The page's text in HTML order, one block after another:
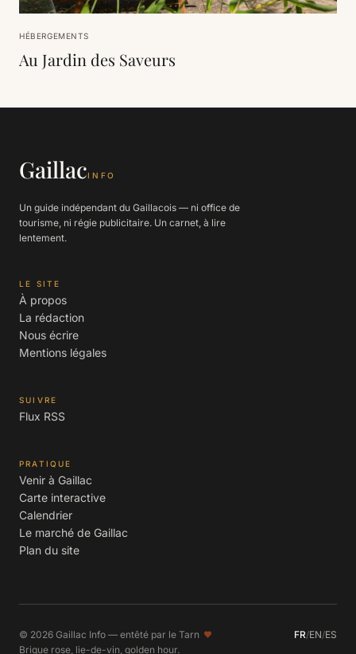
HÉBERGEMENTS
Au Jardin des Saveurs
GaillacINFO
Un guide indépendant du Gaillacois — ni office de
tourisme, ni régie publicitaire. Un carnet, à lire
lentement.
LE SITE
À propos
La rédaction
Nous écrire
Mentions légales
SUIVRE
Flux RSS
PRATIQUE
Venir à Gaillac
Carte interactive
Calendrier
Le marché de Gaillac
Plan du site
© 2026 Gaillac Info — entêté par le Tarn FR/EN/ES
Brique rose, lie-de-vin, golden hour.